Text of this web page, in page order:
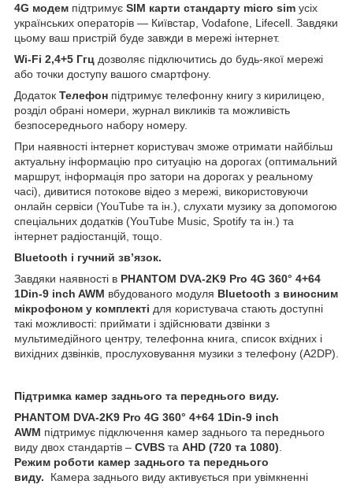
4G модем підтримує SIM карти стандарту micro sim усіх
українських операторів — Київстар, Vodafone, Lifecell. Завдяки
цьому ваш пристрій буде завжди в мережі інтернет.
Wi-Fi 2,4+5 Ггц дозволяє підключитись до будь-якої мережі
або точки доступу вашого смартфону.
Додаток Телефон підтримує телефонну книгу з кирилицею,
розділ обрані номери, журнал викликів та можливість
безпосереднього набору номеру.
При наявності інтернет користувач зможе отримати найбільш
актуальну інформацію про ситуацію на дорогах (оптимальний
маршрут, інформація про затори на дорогах у реальному
часі), дивитися потокове відео з мережі, використовуючи
онлайн сервіси (YouTube та ін.), слухати музику за допомогою
спеціальних додатків (YouTube Music, Spotify та ін.) та
інтернет радіостанцій, тощо.
Bluetooth і гучний зв’язок.
Завдяки наявності в PHANTOM DVA-2K9 Pro 4G 360° 4+64
1Din-9 inch AWM вбудованого модуля Bluetooth з виносним
мікрофоном у комплекті для користувача стають доступні
такі можливості: приймати і здійснювати дзвінки з
мультимедійного центру, телефонна книга, список вхідних і
вихідних дзвінків, прослуховування музики з телефону (A2DP).
Підтримка камер заднього та переднього виду.
PHANTOM DVA-2K9 Pro 4G 360° 4+64 1Din-9 inch
AWM підтримує підключення камер заднього та переднього
виду двох стандартів – CVBS та AHD (720 та 1080)
Режим роботи камер заднього та переднього
виду.
Камера заднього виду активується при увімкненні